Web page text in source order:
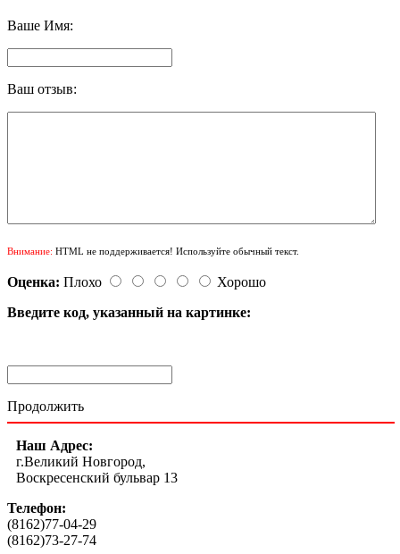
Ваше Имя:
Ваш отзыв:
Внимание: HTML не поддерживается! Используйте обычный текст.
Оценка: Плохо
Хорошо
Введите код, указанный на картинке:
Продолжить
Наш Адрес:
г.Великий Новгород,
Воскресенский бульвар 13
Телефон:
(8162)77-04-29
(8162)73-27-74